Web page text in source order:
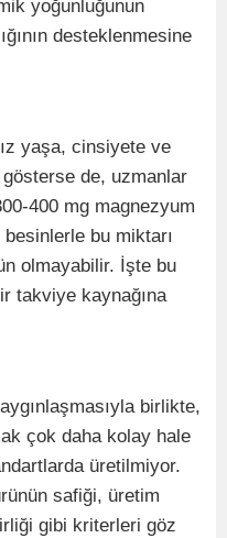
yoğunluğunun
desteklenmesine
yaşa, cinsiyete ve
de, uzmanlar
400 mg magnezyum
bu miktarı
olmayabilir. İşte bu
takviye kaynağına
birlikte,
çok daha kolay hale
üretilmiyor.
safiği, üretim
gibi kriterleri göz